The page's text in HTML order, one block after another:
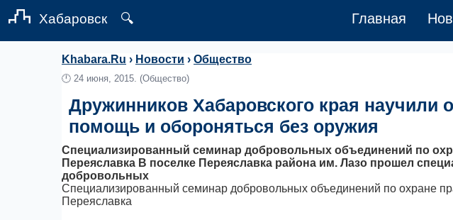
Хабаровск 🔍 Главная
Khabara.Ru › Новости › Общество
🕛 24 июня, 2015. (Общество)
Дружинников Хабаровского края научили
помощь и обороняться без оружия
Специализированный семинар добровольных объединений по
Переяславка В поселке Переяславка района им. Лазо прошел
добровольных
Специализированный семинар добровольных объединений по охране
Переяславка